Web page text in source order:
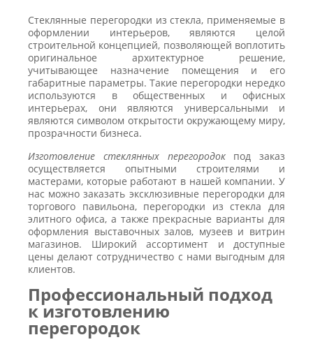
Стеклянные перегородки из стекла, применяемые в
оформлении интерьеров, являются целой
строительной концепцией, позволяющей воплотить
оригинальное архитектурное решение,
учитывающее назначение помещения и его
габаритные параметры. Такие перегородки нередко
используются в общественных и офисных
интерьерах, они являются универсальными и
являются символом открытости окружающему миру,
прозрачности бизнеса.
Изготовление стеклянных перегородокпод заказ
осуществляется опытными строителями и
мастерами, которые работают в нашей компании. У
нас можно заказать эксклюзивные перегородки для
торгового павильона, перегородки из стекла для
элитного офиса, а также прекрасные варианты для
оформления выставочных залов, музеев и витрин
магазинов. Широкий ассортимент и доступные
цены делают сотрудничество с нами выгодным для
клиентов.
Профессиональный подход
к изготовлению
перегородок